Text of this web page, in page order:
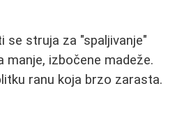
se struja za "spaljivanje"
manje, izbočene madeže.
ranu koja brzo zarasta.